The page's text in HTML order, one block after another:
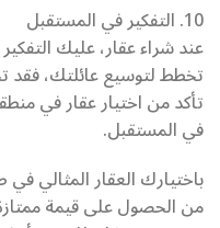
10. التفكير في المستقبل
عند شراء عقار، عليك
تخطط لتوسيع عائلتك، فقد
تأكد من اختيار عقار في
في المستقبل.
باختيارك العقار المثالي
من الحصول على قيمة